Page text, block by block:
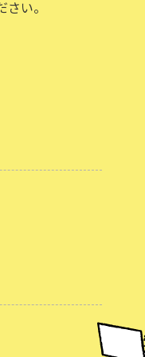
い。